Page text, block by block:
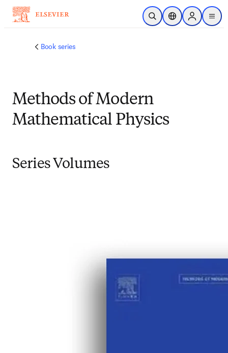
メインのコンテンツにスキップ
検索を開くロケーションセレ
Sign in to
menu
Book series
Methods of Modern
Mathematical Physics
Series Volumes